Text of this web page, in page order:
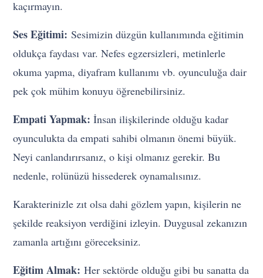
kaçırmayın.
Ses Eğitimi:Sesimizin düzgün kullanımında eğitimin
oldukça faydası var. Nefes egzersizleri, metinlerle
okuma yapma, diyafram kullanımı vb. oyunculuğa dair
pek çok mühim konuyu öğrenebilirsiniz.
Empati Yapmak: İnsan ilişkilerinde olduğu kadar
oyunculukta da empati sahibi olmanın önemi büyük.
Neyi canlandırırsanız, o kişi olmanız gerekir. Bu
nedenle, rolünüzü hissederek oynamalısınız.
Karakterinizle zıt olsa dahi gözlem yapın, kişilerin ne
şekilde reaksiyon verdiğini izleyin. Duygusal zekanızın
zamanla artığını göreceksiniz.
Eğitim Almak:Her sektörde olduğu gibi bu sanatta da